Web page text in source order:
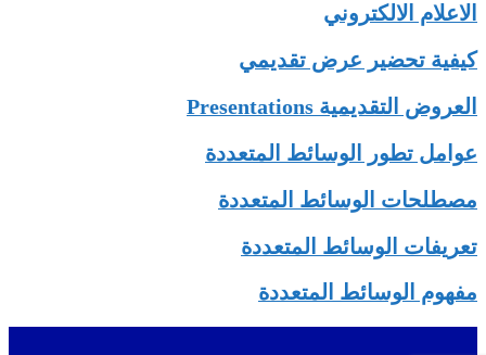
الاعلام الالكتروني
كيفية تحضير عرض تقديمي
العروض التقديمية Presentations
عوامل تطور الوسائط المتعددة
مصطلحات الوسائط المتعددة
تعريفات الوسائط المتعددة
مفهوم الوسائط المتعددة